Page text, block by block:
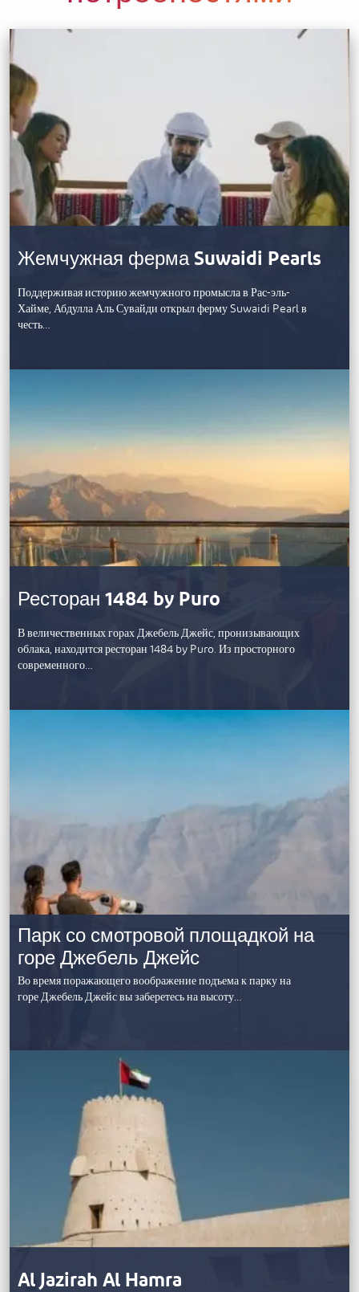
Жемчужная ферма Suwaidi Pearls
Поддерживая историю жемчужного промысла в Рас-эль-
Хайме, Абдулла Аль Сувайди открыл ферму Suwaidi Pearl в
честь…
Ресторан 1484 by Puro
В величественных горах Джебель Джейс, пронизывающих
облака, находится ресторан 1484 by Puro. Из просторного
современного…
Парк со смотровой площадкой на
горе Джебель Джейс
Во время поражающего воображение подъема к парку на
горе Джебель Джейс вы заберетесь на высоту…
Al Jazirah Al Hamra